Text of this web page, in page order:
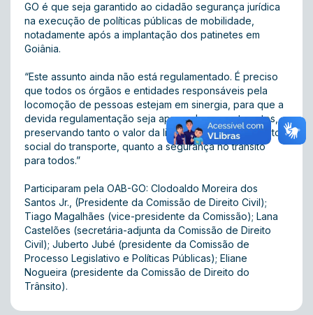
GO é que seja garantido ao cidadão segurança jurídica
na execução de políticas públicas de mobilidade,
notadamente após a implantação dos patinetes em
Goiânia.
“Este assunto ainda não está regulamentado. É preciso
que todos os órgãos e entidades responsáveis pela
locomoção de pessoas estejam em sinergia, para que a
devida regulamentação seja aprovada o quanto antes,
preservando tanto o valor da livre iniciativa e do direito
social do transporte, quanto a segurança no trânsito
para todos.”
Participaram pela OAB-GO: Clodoaldo Moreira dos
Santos Jr., (Presidente da Comissão de Direito Civil);
Tiago Magalhães (vice-presidente da Comissão); Lana
Castelões (secretária-adjunta da Comissão de Direito
Civil); Juberto Jubé (presidente da Comissão de
Processo Legislativo e Políticas Públicas); Eliane
Nogueira (presidente da Comissão de Direito do
Trânsito).